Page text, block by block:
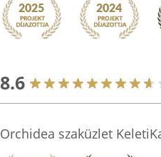
8.6
Orchidea szaküzlet